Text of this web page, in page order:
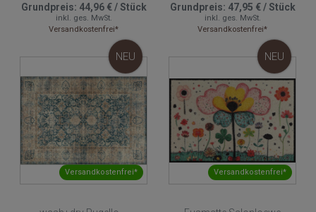
Grundpreis: 44,96 €/Stück
inkl. ges. MwSt.
Versandkostenfrei*
Grundpreis: 47,95 €/Stück
inkl. ges. MwSt.
Versandkostenfrei*
Versandkostenfrei*
NEU
Versandkostenfrei*
NEU